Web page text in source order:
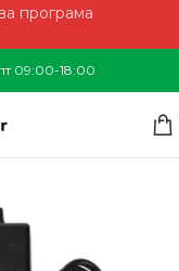
програма
09:00-18:00